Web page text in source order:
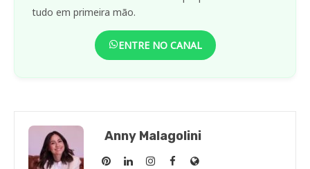
tudo em primeira mão.
ENTRE NO CANAL
Anny Malagolini
AnnyAnnyAnnyAnnySite